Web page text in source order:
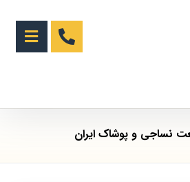
نساجی و پوشاک ایران